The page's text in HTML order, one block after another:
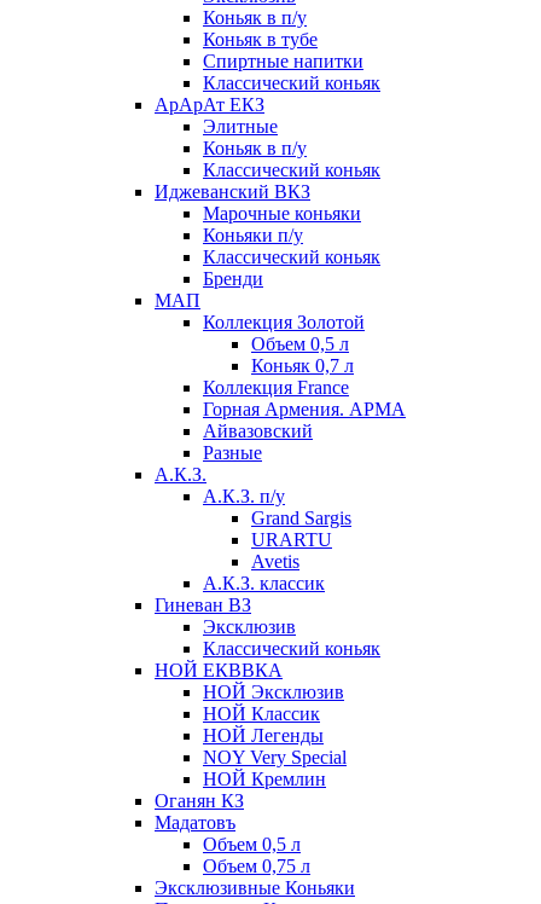
Коньяк в п/у
Коньяк в тубе
Спиртные напитки
Классический коньяк
АрАрАт ЕКЗ
Элитные
Коньяк в п/у
Классический коньяк
Иджеванский ВКЗ
Марочные коньяки
Коньяки п/у
Классический коньяк
Бренди
МАП
Коллекция Золотой
Объем 0,5 л
Коньяк 0,7 л
Коллекция France
Горная Армения. АРМА
Айвазовский
Разные
А.К.З.
А.К.З. п/у
Grand Sargis
URARTU
Avetis
А.К.З. классик
Гиневан ВЗ
Эксклюзив
Классический коньяк
НОЙ ЕКВВКА
НОЙ Эксклюзив
НОЙ Классик
НОЙ Легенды
NOY Very Speсial
НОЙ Кремлин
Оганян КЗ
Мадатовъ
Объем 0,5 л
Объем 0,75 л
Эксклюзивные Коньяки